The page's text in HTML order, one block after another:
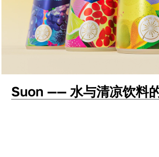
Suon —— 水与清凉饮料